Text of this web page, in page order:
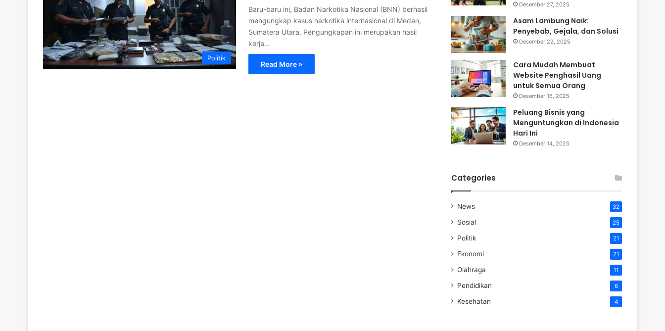
Politik
Baru-baru ini, Badan Narkotika Nasional (BNN) berhasil
mengungkap kasus narkotika internasional di Medan,
Sumatera Utara. Pengungkapan ini merupakan hasil
kerja…
Read More »
Desember 27, 2025
Asam Lambung Naik:
Penyebab, Gejala, dan Solusi
Desember 22, 2025
Cara Mudah Membuat
Website Penghasil Uang
untuk Semua Orang
Desember 16, 2025
Peluang Bisnis yang
Menguntungkan di Indonesia
Hari Ini
Desember 14, 2025
Categories
News 32
Sosial 25
Politik 21
Ekonomi 21
Olahraga 11
Pendidikan 6
Kesehatan 4